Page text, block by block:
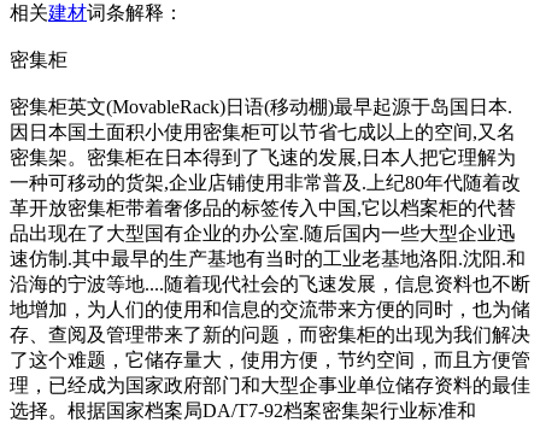
相关建材词条解释：
密集柜
密集柜英文(MovableRack)日语(移动棚)最早起源于岛国日本.
因日本国土面积小使用密集柜可以节省七成以上的空间,又名
密集架。密集柜在日本得到了飞速的发展,日本人把它理解为
一种可移动的货架,企业店铺使用非常普及.上纪80年代随着改
革开放密集柜带着奢侈品的标签传入中国,它以档案柜的代替
品出现在了大型国有企业的办公室.随后国内一些大型企业迅
速仿制.其中最早的生产基地有当时的工业老基地洛阳.沈阳.和
沿海的宁波等地....随着现代社会的飞速发展，信息资料也不断
地增加，为人们的使用和信息的交流带来方便的同时，也为储
存、查阅及管理带来了新的问题，而密集柜的出现为我们解决
了这个难题，它储存量大，使用方便，节约空间，而且方便管
理，已经成为国家政府部门和大型企事业单位储存资料的最佳
选择。根据国家档案局DA/T7-92档案密集架行业标准和